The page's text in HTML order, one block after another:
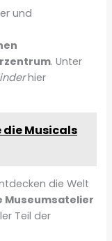
und
. Unter
hier
die Musicals
die Welt
Museumsatelier
Teil der